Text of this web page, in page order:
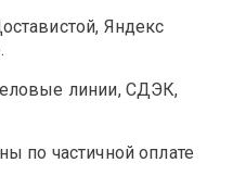
Яндекс
линии, СДЭК,
по частичной оплате